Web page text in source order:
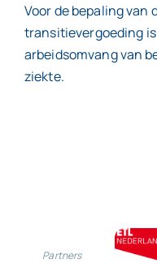
Voor de bepaling van
transitievergoeding
arbeidsomvang van
ziekte.
Partners